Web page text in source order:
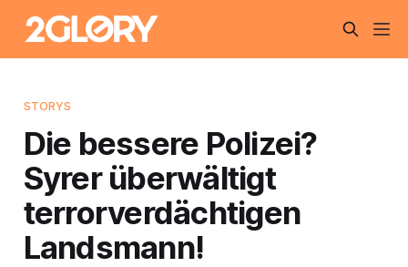
STORYS
Die bessere Polizei?
Syrer überwältigt
terrorverdächtigen
Landsmann!